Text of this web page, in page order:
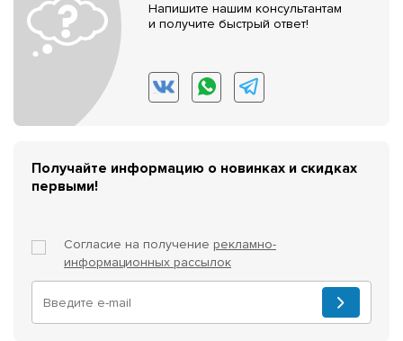
Напишите нашим консультантам
и получите быстрый ответ!
Получайте информацию о новинках и скидках
первыми!
Согласие на получение рекламно-
информационных рассылок